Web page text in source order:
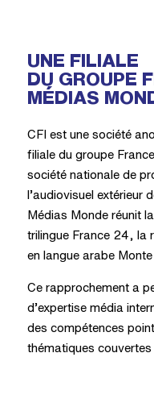
UNE FILIALE
DU GROUPE
MÉDIAS
CFI est une société
filiale du groupe
société nationale de
l’audiovisuel extérieur
Médias Monde réunit
trilingue France 24, la
en langue arabe
Ce rapprochement a
d’expertise média
des compétences
thématiques couvertes